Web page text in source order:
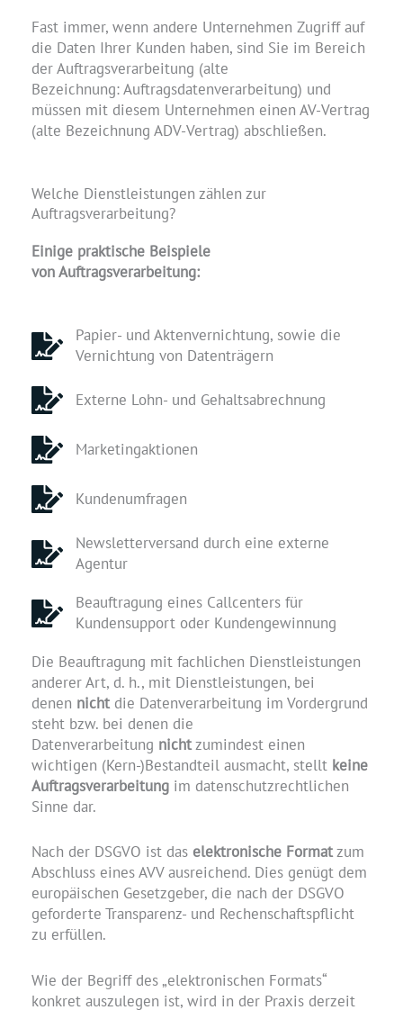
Fast immer, wenn andere Unternehmen Zugriff auf
die Daten Ihrer Kunden haben, sind Sie im Bereich
der Auftragsverarbeitung (alte
Bezeichnung: Auftragsdatenverarbeitung) und
müssen mit diesem Unternehmen einen AV-Vertrag
(alte Bezeichnung ADV-Vertrag) abschließen.
Welche Dienstleistungen zählen zur
Auftragsverarbeitung?​
Einige praktische Beispiele
von Auftragsverarbeitung:
Papier- und Aktenvernichtung, sowie die
Vernichtung von Datenträgern
Externe Lohn- und Gehaltsabrechnung
Marketingaktionen
Kundenumfragen
Newsletterversand durch eine externe
Agentur
Beauftragung eines Callcenters für
Kundensupport oder Kundengewinnung
Die Beauftragung mit fachlichen Dienstleistungen
anderer Art, d. h., mit Dienstleistungen, bei
denen nichtdie Datenverarbeitung im Vordergrund
steht bzw. bei denen die
Datenverarbeitung nichtzumindest einen
wichtigen (Kern-)Bestandteil ausmacht, stellt keine
Auftragsverarbeitung im datenschutzrechtlichen
Sinne dar.
Nach der DSGVO ist das elektronische Formatzum
Abschluss eines AVV ausreichend. Dies genügt dem
europäischen Gesetzgeber, die nach der DSGVO
geforderte Transparenz- und Rechenschaftspflicht
zu erfüllen.
Wie der Begriff des „elektronischen Formats“
konkret auszulegen ist, wird in der Praxis derzeit